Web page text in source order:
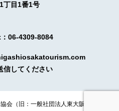
丁目1番1号
06-4309-8084
信してください
会（旧：一般社団法人東大阪ツーリズム